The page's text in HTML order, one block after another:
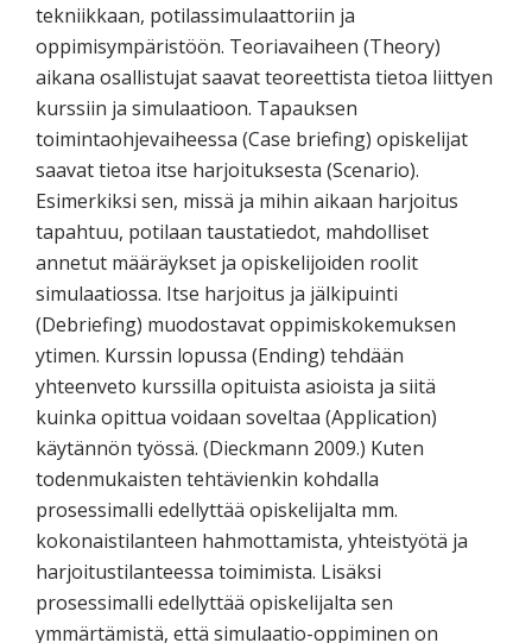
tekniikkaan, potilassimulaattoriin ja
oppimisympäristöön. Teoriavaiheen (Theory)
aikana osallistujat saavat teoreettista tietoa liittyen
kurssiin ja simulaatioon. Tapauksen
toimintaohjevaiheessa (Case briefing) opiskelijat
saavat tietoa itse harjoituksesta (Scenario).
Esimerkiksi sen, missä ja mihin aikaan harjoitus
tapahtuu, potilaan taustatiedot, mahdolliset
annetut määräykset ja opiskelijoiden roolit
simulaatiossa. Itse harjoitus ja jälkipuinti
(Debriefing) muodostavat oppimiskokemuksen
ytimen. Kurssin lopussa (Ending) tehdään
yhteenveto kurssilla opituista asioista ja siitä
kuinka opittua voidaan soveltaa (Application)
käytännön työssä. (Dieckmann 2009.) Kuten
todenmukaisten tehtävienkin kohdalla
prosessimalli edellyttää opiskelijalta mm.
kokonaistilanteen hahmottamista, yhteistyötä ja
harjoitustilanteessa toimimista. Lisäksi
prosessimalli edellyttää opiskelijalta sen
ymmärtämistä, että simulaatio-oppiminen on